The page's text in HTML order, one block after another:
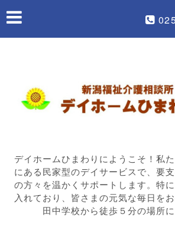
デイホームひまわりにようこそ！私
にある民家型のデイサービスで、要
の方々を温かくサポートします。特
入れており、皆さまの元気な毎日を
田中学校から徒歩５分の場所に